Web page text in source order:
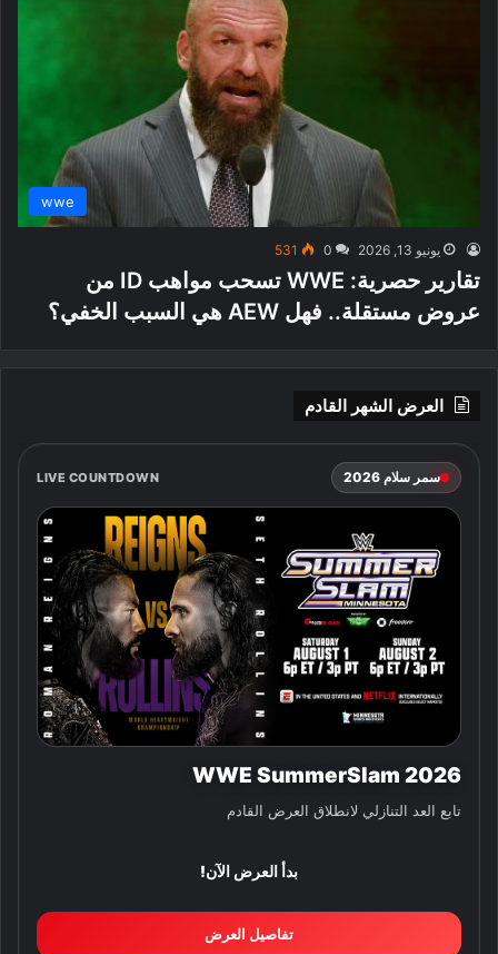
wwe
يونيو 13, 2026 0
531
تقارير حصرية: WWE تسحب مواهب ID من
عروض مستقلة.. فهل AEW هي السبب الخفي؟
العرض الشهر القادم
سمر سلام 2026 LIVE COUNTDOWN
WWE SummerSlam 2026
تابع العد التنازلي لانطلاق العرض القادم
بدأ العرض الآن!
تفاصيل العرض